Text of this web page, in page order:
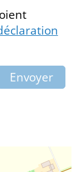
Envoyer